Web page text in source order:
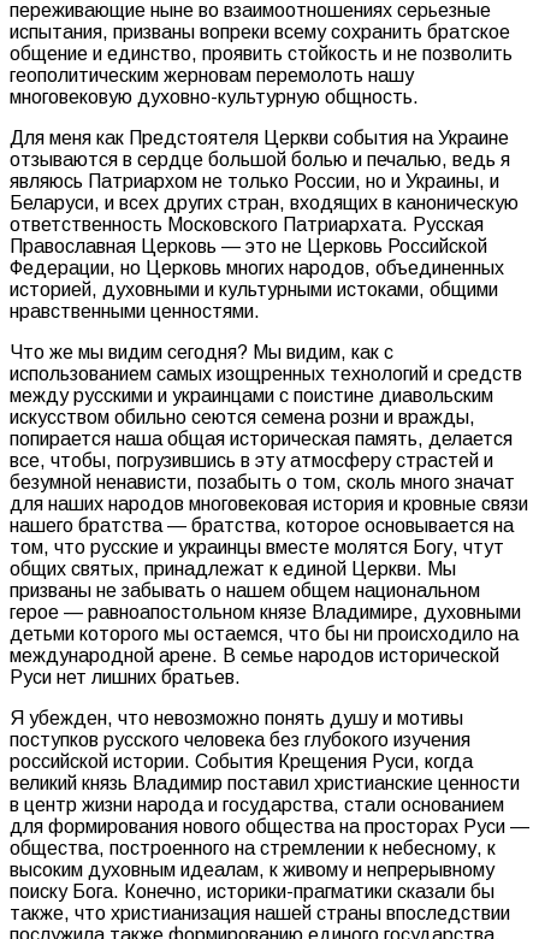
переживающие ныне во взаимоотношениях серьезные
испытания, призваны вопреки всему сохранить братское
общение и единство, проявить стойкость и не позволить
геополитическим жерновам перемолоть нашу
многовековую духовно-культурную общность.
Для меня как Предстоятеля Церкви события на Украине
отзываются в сердце большой болью и печалью, ведь я
являюсь Патриархом не только России, но и Украины, и
Беларуси, и всех других стран, входящих в каноническую
ответственность Московского Патриархата. Русская
Православная Церковь — это не Церковь Российской
Федерации, но Церковь многих народов, объединенных
историей, духовными и культурными истоками, общими
нравственными ценностями.
Что же мы видим сегодня? Мы видим, как с
использованием самых изощренных технологий и средств
между русскими и украинцами с поистине диавольским
искусством обильно сеются семена розни и вражды,
попирается наша общая историческая память, делается
все, чтобы, погрузившись в эту атмосферу страстей и
безумной ненависти, позабыть о том, сколь много значат
для наших народов многовековая история и кровные связи
нашего братства — братства, которое основывается на
том, что русские и украинцы вместе молятся Богу, чтут
общих святых, принадлежат к единой Церкви. Мы
призваны не забывать о нашем общем национальном
герое — равноапостольном князе Владимире, духовными
детьми которого мы остаемся, что бы ни происходило на
международной арене. В семье народов исторической
Руси нет лишних братьев.
Я убежден, что невозможно понять душу и мотивы
поступков русского человека без глубокого изучения
российской истории. События Крещения Руси, когда
великий князь Владимир поставил христианские ценности
в центр жизни народа и государства, стали основанием
для формирования нового общества на просторах Руси —
общества, построенного на стремлении к небесному, к
высоким духовным идеалам, к живому и непрерывному
поиску Бога. Конечно, историки-прагматики сказали бы
также, что христианизация нашей страны впоследствии
послужила также формированию единого государства,